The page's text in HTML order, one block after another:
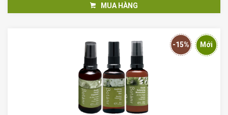
MUA HÀNG
-15% Mới